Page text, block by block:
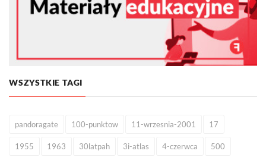
WSZYSTKIE TAGI
pandoragate 100-punktow 11-wrzesnia-2001 17
1955 1963 30latpah 3i-atlas 4-czerwca 500